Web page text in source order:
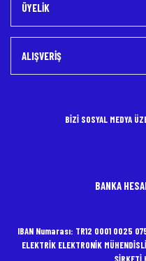
ÜYELİK
ALIŞVERİŞ
BİZİ SOSYAL MEDYA
BANKA
IBAN Numarası: TR12 0001 0025
ELEKTRİK ELEKTRONİK
ŞİRKETİ